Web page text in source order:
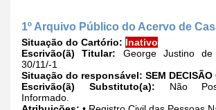
1º Arquivo Público do Acervo de
Situação do Cartório: Inativo
Escrivão(ã) Titular: George Justino
30/11/-1
Situação do responsável: SEM DECISÃO
Escrivão(ã) Substituto(a): Não
Informado.